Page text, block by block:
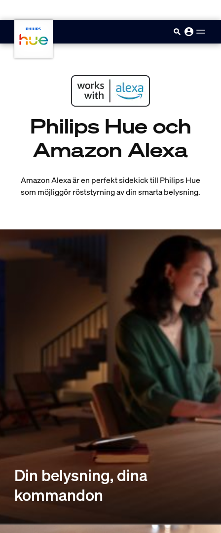
Philips Hue och
Amazon Alexa
Amazon Alexa är en perfekt sidekick till Philips Hue
som möjliggör röststyrning av din smarta belysning.
Din belysning, dina
kommandon